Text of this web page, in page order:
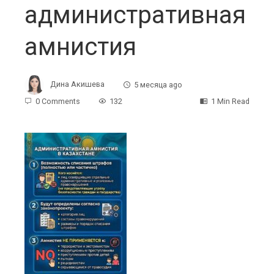
административная
амнистия
Дина Акишева
5 месяца ago
0 Comments
132 1 Min Read